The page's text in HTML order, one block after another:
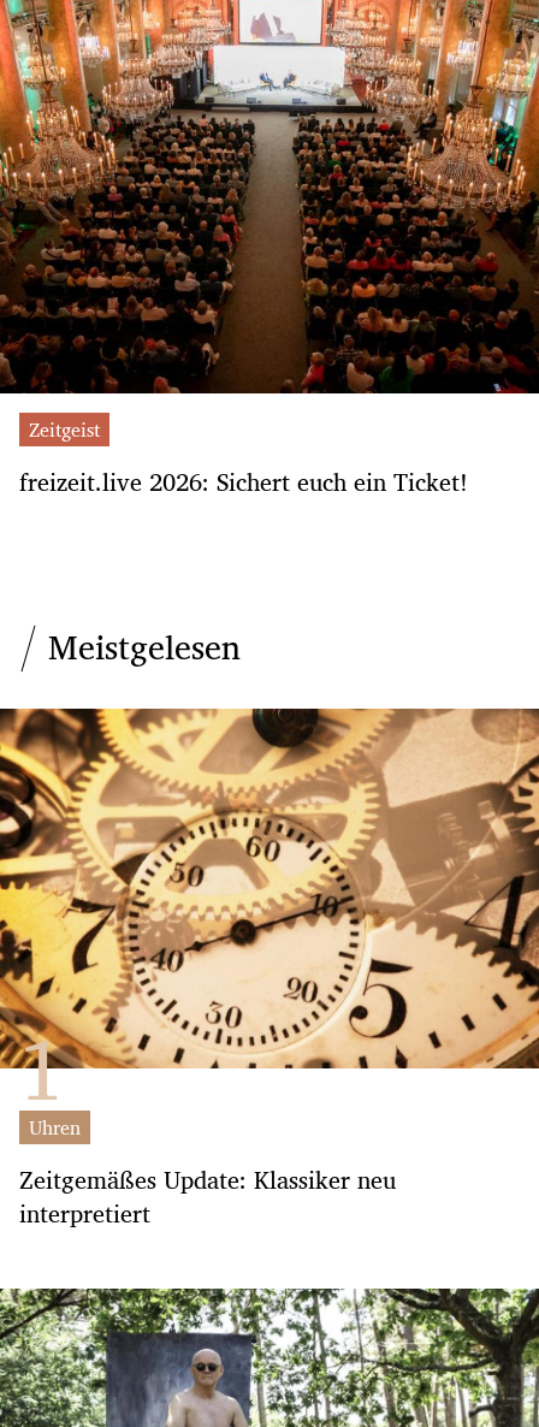
Zeitgeist
freizeit.live 2026: Sichert euch ein Ticket!
Meistgelesen
Uhren
Zeitgemäßes Update: Klassiker neu
interpretiert